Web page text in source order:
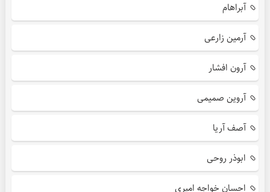
آبراهام
آرمین زارعی
آرون افشار
آروین صمیمی
آصف آریا
ابوذر روحی
احسان خواجه امیری